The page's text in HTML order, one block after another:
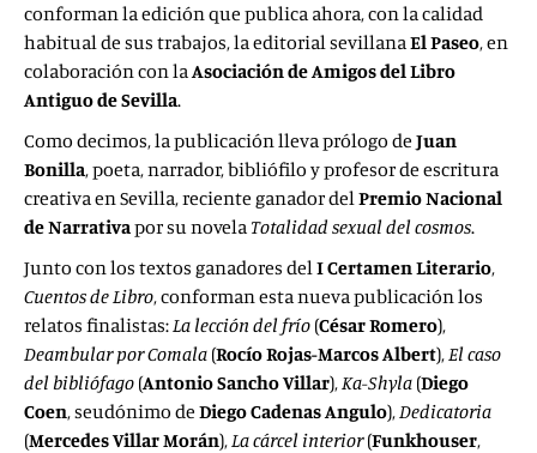
conforman la edición que publica ahora, con la calidad
habitual de sus trabajos, la editorial sevillanaEl Paseo, en
colaboración con laAsociación de Amigos del Libro
Antiguo de Sevilla.
Como decimos, la publicación lleva prólogo de Juan
Bonilla, poeta, narrador, bibliófilo y profesor de escritura
creativa en Sevilla, reciente ganador delPremio Nacional
de Narrativapor su novela Totalidad sexual del cosmos.
Junto con los textos ganadores delI Certamen Literario,
Cuentos de Libro, conforman esta nueva publicación los
relatos finalistas:La lección del frío (César Romero),
Deambular por Comala (Rocío Rojas-Marcos Albert),El caso
del bibliófago (Antonio Sancho Villar),Ka-Shyla (Diego
Coen, seudónimo de Diego Cadenas Angulo),Dedicatoria
(Mercedes Villar Morán),La cárcel interior(Funkhouser,